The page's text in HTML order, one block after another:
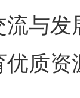
流与
质